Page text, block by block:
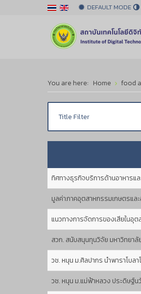
DEFAULT MODE
You are here: Home food
ทิศทางธุรกิจบริการด้านอาหารแ
มูลค่าภาคอุตสาหกรรมเกษตรแล
แนวทางการจัดการของเสียในอุ
สวก. สนับสนุนทุนวิจัย มหาวิทยาลั
วช. หนุน ม.ศิลปากร นำพาราโบล
วช. หนุน ม.แม่ฟ้าหลวง ประดิษฐ์น